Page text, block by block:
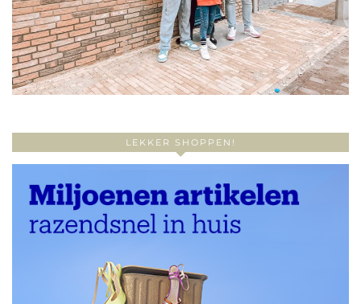
LEKKER SHOPPEN!